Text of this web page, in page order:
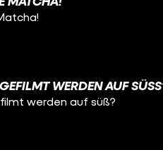
WERDEN AUF SÜSS?
werden auf süß?